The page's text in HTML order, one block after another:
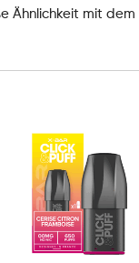
Ähnlichkeit mit
0mg 10mg